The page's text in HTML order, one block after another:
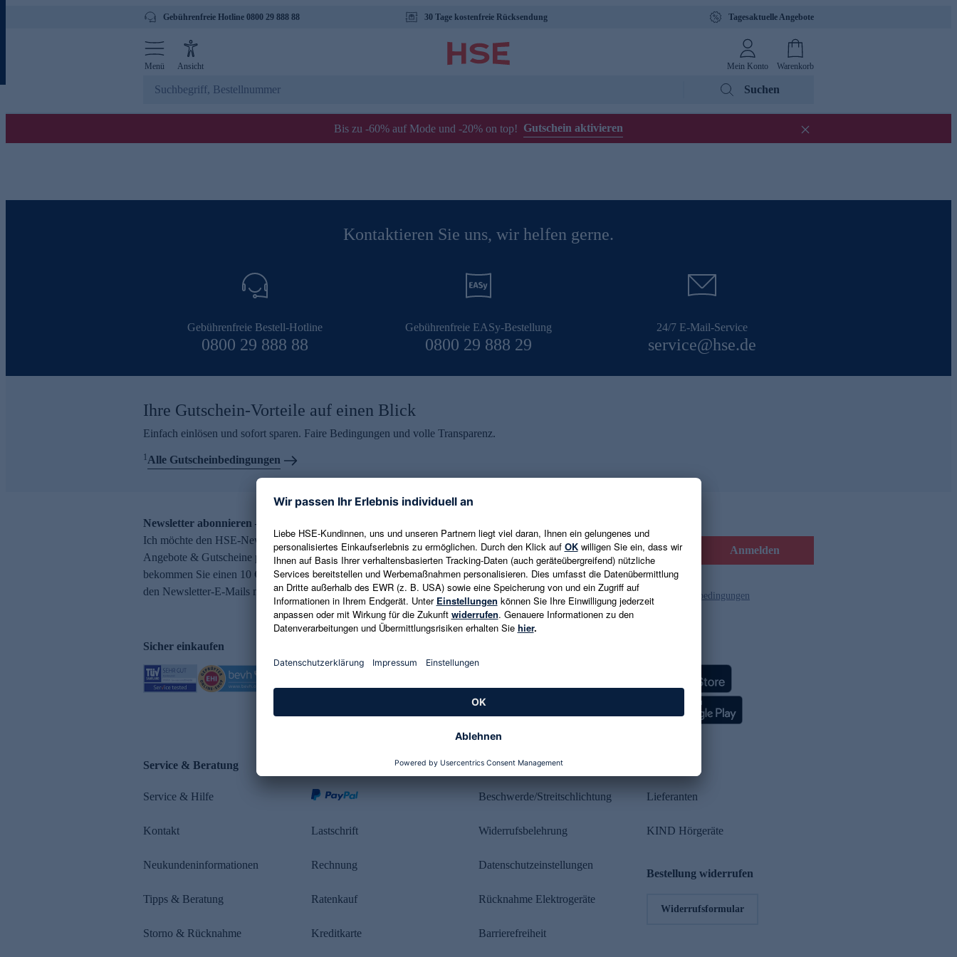
Gebührenfreie Hotline 0800 29 888 88 30 Tage kostenfreie Rücksendung Tagesaktuelle Angebote
Menü Ansicht Mein Konto Warenkorb
Suchen
Bis zu -60% auf Mode und -20% on top! Gutschein aktivieren
Kontaktieren Sie uns, wir helfen gerne.
Gebührenfreie Bestell-Hotline
0800 29 888 88
Gebührenfreie EASy-Bestellung
0800 29 888 29
24/7 E-Mail-Service
service@hse.de
Ihre Gutschein-Vorteile auf einen Blick
Einfach einlösen und sofort sparen. Faire Bedingungen und volle Transparenz.
1Alle Gutscheinbedingungen
Newsletter abonnieren – 10 € Gutschein erhalten
Ich möchte den HSE-Newsletter abonnieren und aktuelle Trends,
Angebote & Gutscheine per E-Mail erhalten. Als Dankeschön
bekommen Sie einen 10 € Gutschein. Eine Abmeldung ist jederzeit in
den Newsletter-E-Mails möglich.
E-Mail-Adresse eingeben Anmelden
Es gelten die Datenschutzrichtlinien und die Gutscheinbedingungen
Sicher einkaufen
Service & Beratung
Service & Hilfe
Kontakt
Neukundeninformationen
Tipps & Beratung
Storno & Rücknahme
Lastschrift
Rechnung
Ratenkauf
Kreditkarte
Rechtliches
Beschwerde/Streitschlichtung
Widerrufsbelehrung
Datenschutzeinstellungen
Rücknahme Elektrogeräte
Barrierefreiheit
Lieferanten
KIND Hörgeräte
Bestellung widerrufen
Widerrufsformular